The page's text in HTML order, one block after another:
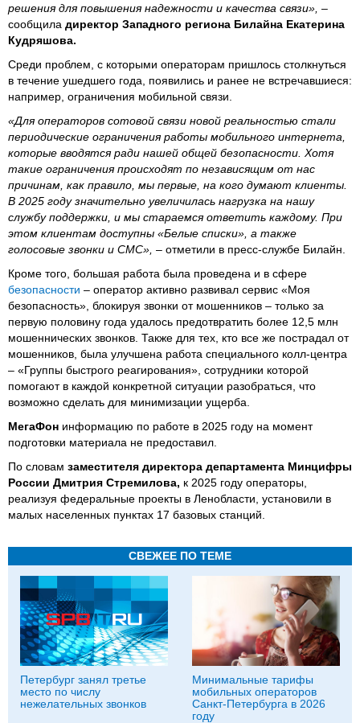
решения для повышения надежности и качества связи», –
сообщила директор Западного региона Билайна Екатерина
Кудряшова.
Среди проблем, с которыми операторам пришлось столкнуться
в течение ушедшего года, появились и ранее не встречавшиеся:
например, ограничения мобильной связи.
«Для операторов сотовой связи новой реальностью стали
периодические ограничения работы мобильного интернета,
которые вводятся ради нашей общей безопасности. Хотя
такие ограничения происходят по независящим от нас
причинам, как правило, мы первые, на кого думают клиенты.
В 2025 году значительно увеличилась нагрузка на нашу
службу поддержки, и мы стараемся ответить каждому. При
этом клиентам доступны «Белые списки», а также
голосовые звонки и СМС», – отметили в пресс-службе Билайн.
Кроме того, большая работа была проведена и в сфере
безопасности – оператор активно развивал сервис «Моя
безопасность», блокируя звонки от мошенников – только за
первую половину года удалось предотвратить более 12,5 млн
мошеннических звонков. Также для тех, кто все же пострадал от
мошенников, была улучшена работа специального колл-центра
– «Группы быстрого реагирования», сотрудники которой
помогают в каждой конкретной ситуации разобраться, что
возможно сделать для минимизации ущерба.
МегаФон информацию по работе в 2025 году на момент
подготовки материала не предоставил.
По словам заместителя директора департамента Минцифры
России Дмитрия Стремилова, к 2025 году операторы,
реализуя федеральные проекты в Ленобласти, установили в
малых населенных пунктах 17 базовых станций.
СВЕЖЕЕ ПО ТЕМЕ
Петербург занял третье
место по числу
нежелательных звонков
Минимальные тарифы
мобильных операторов
Санкт-Петербурга в 2026
году